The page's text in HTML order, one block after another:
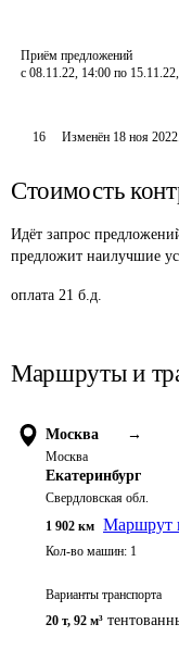
Приём предложений
с 08.11.22, 14:00 по
16 Изменён 18 ноя 2022
Стоимость
Идёт запрос
предложит наилучшие
оплата 21 б.д.
Маршруты и
Москва →
Москва
Екатеринбург
Свердловская обл.
1 902 км Маршрут
Кол-во машин: 1
Варианты транспорта
20 т, 92 м³